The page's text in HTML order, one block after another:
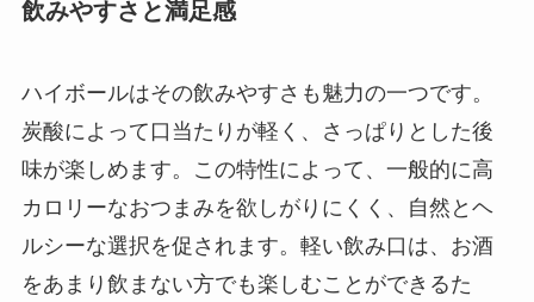
飲みやすさと満足感
ハイボールはその飲みやすさも魅力の一つです。
炭酸によって口当たりが軽く、さっぱりとした後
味が楽しめます。この特性によって、一般的に高
カロリーなおつまみを欲しがりにくく、自然とヘ
ルシーな選択を促されます。軽い飲み口は、お酒
をあまり飲まない方でも楽しむことができるた